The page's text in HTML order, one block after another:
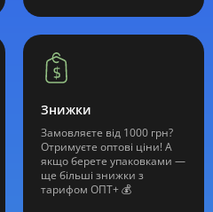
Знижки
Замовляєте від 1000 грн?
Отримуєте оптові ціни! А
якщо берете упаковками —
ще більші знижки з
тарифом ОПТ+ 💰